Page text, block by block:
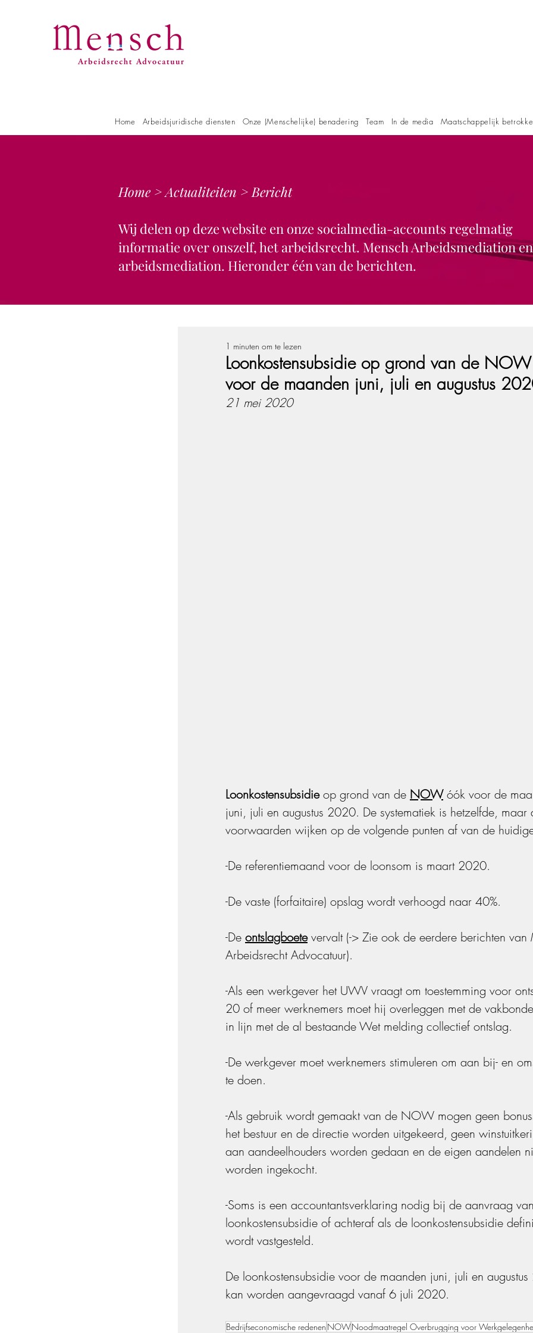
Home Arbeidsjuridische diensten Onze (Menschelijke) benadering Team In de media Maatschappelijk
Home >Actualiteiten > Bericht
Wij delen op deze website en onze socialmedia-accounts regelmatig
informatie over onszelf, het arbeidsrecht. Mensch Arbeidsmediation en
arbeidsmediation. Hieronder één van de berichten.
Loonkostensubsidie op grond van de
voor de maanden juni, juli en augustus
1 minuten om te lezen
21 mei 2020
Loonkostensubsidie op grond van de NOW óók voor de
juni, juli en augustus 2020. De systematiek is hetzelfde,
voorwaarden wijken op de volgende punten af van de
-De referentiemaand voor de loonsom is maart 2020.
-De vaste (forfaitaire) opslag wordt verhoogd naar 40%.
-De ontslagboete vervalt (-> Zie ook de eerdere berichten
Arbeidsrecht Advocatuur).
-Als een werkgever het UWV vraagt om toestemming voor
20 of meer werknemers moet hij overleggen met de
in lijn met de al bestaande Wet melding collectief ontslag.
-De werkgever moet werknemers stimuleren om aan bij- en
te doen.
-Als gebruik wordt gemaakt van de NOW mogen geen
het bestuur en de directie worden uitgekeerd, geen
aan aandeelhouders worden gedaan en de eigen aandelen
worden ingekocht.
-Soms is een accountantsverklaring nodig bij de aanvraag
loonkostensubsidie of achteraf als de loonkostensubsidie
wordt vastgesteld.
De loonkostensubsidie voor de maanden juni, juli en
kan worden aangevraagd vanaf 6 juli 2020.
Bedrijfseconomische redenen NOWNoodmaatregel Overbrugging voor